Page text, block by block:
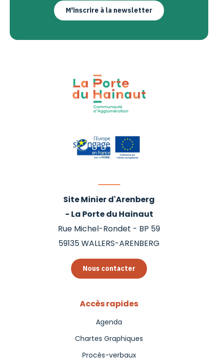
M'inscrire à la newsletter
Site Minier d'Arenberg
- La Porte du Hainaut
Rue Michel-Rondet - BP 59
59135WALLERS-ARENBERG
Nous contacter
Accès rapides
Agenda
Chartes Graphiques
Procès-verbaux